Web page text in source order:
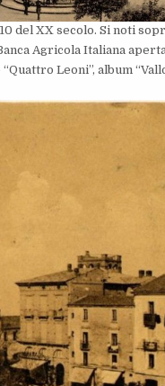
del XX secolo. Si noti
Agricola Italiana
Leoni”, album